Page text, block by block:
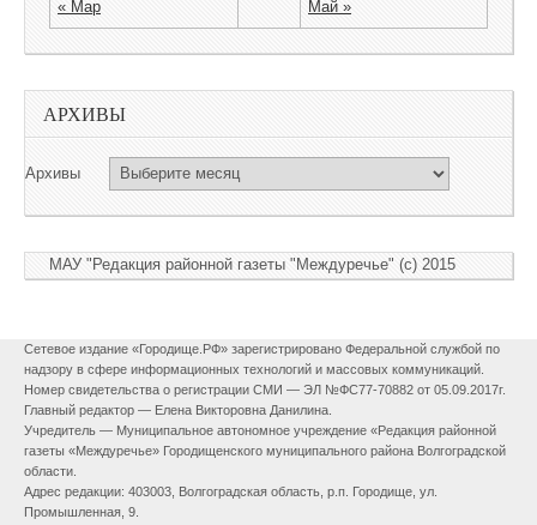
« Мар Май »
АРХИВЫ
Архивы
МАУ "Редакция районной газеты "Междуречье" (c) 2015
Сетевое издание «Городище.РФ» зарегистрировано Федеральной службой по
надзору в сфере информационных технологий и массовых коммуникаций.
Номер свидетельства о регистрации СМИ — ЭЛ №ФС77-70882 от 05.09.2017г.
Главный редактор — Елена Викторовна Данилина.
Учредитель — Муниципальное автономное учреждение «Редакция районной
газеты «Междуречье» Городищенского муниципального района Волгоградской
области.
Адрес редакции: 403003, Волгоградская область, р.п. Городище, ул.
Промышленная, 9.